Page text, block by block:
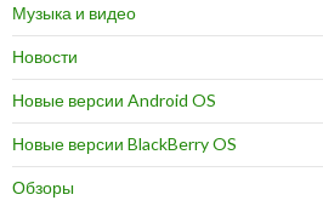
Музыка и видео
Новости
Новые версии Android OS
Новые версии BlackBerry OS
Обзоры